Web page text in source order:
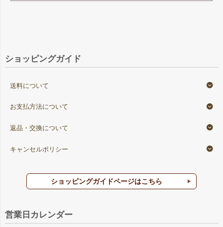
ショッピングガイド
送料について
お支払方法について
返品・交換について
キャンセルポリシー
ショッピングガイドページはこちら
営業日カレンダー